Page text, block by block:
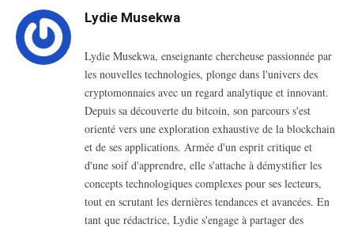
Lydie Musekwa
Lydie Musekwa, enseignante chercheuse passionnée par
les nouvelles technologies, plonge dans l'univers des
cryptomonnaies avec un regard analytique et innovant.
Depuis sa découverte du bitcoin, son parcours s'est
orienté vers une exploration exhaustive de la blockchain
et de ses applications. Armée d'un esprit critique et
d'une soif d'apprendre, elle s'attache à démystifier les
concepts technologiques complexes pour ses lecteurs,
tout en scrutant les dernières tendances et avancées. En
tant que rédactrice, Lydie s'engage à partager des